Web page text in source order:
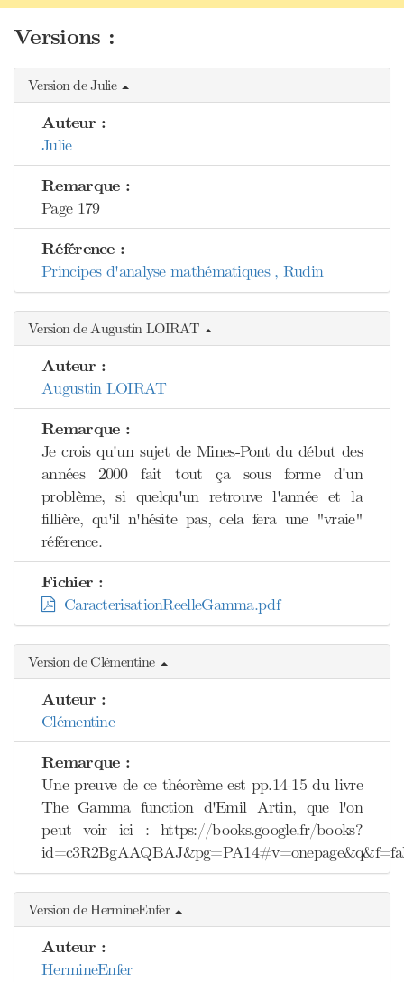
Versions :
Version de Julie
Auteur :
Julie
Remarque :
Page 179
Référence :
Principes d'analyse mathématiques , Rudin
Version de Augustin LOIRAT
Auteur :
Augustin LOIRAT
Remarque :
Je crois qu'un sujet de Mines-Pont du début des
années 2000 fait tout ça sous forme d'un
problème, si quelqu'un retrouve l'année et la
fillière, qu'il n'hésite pas, cela fera une "vraie"
référence.
Fichier :
CaracterisationReelleGamma.pdf
Version de Clémentine
Auteur :
Clémentine
Remarque :
Une preuve de ce théorème est pp.14-15 du livre
The Gamma function d'Emil Artin, que l'on
peut voir ici : https://books.google.fr/books?
Version de HermineEnfer
Auteur :
HermineEnfer